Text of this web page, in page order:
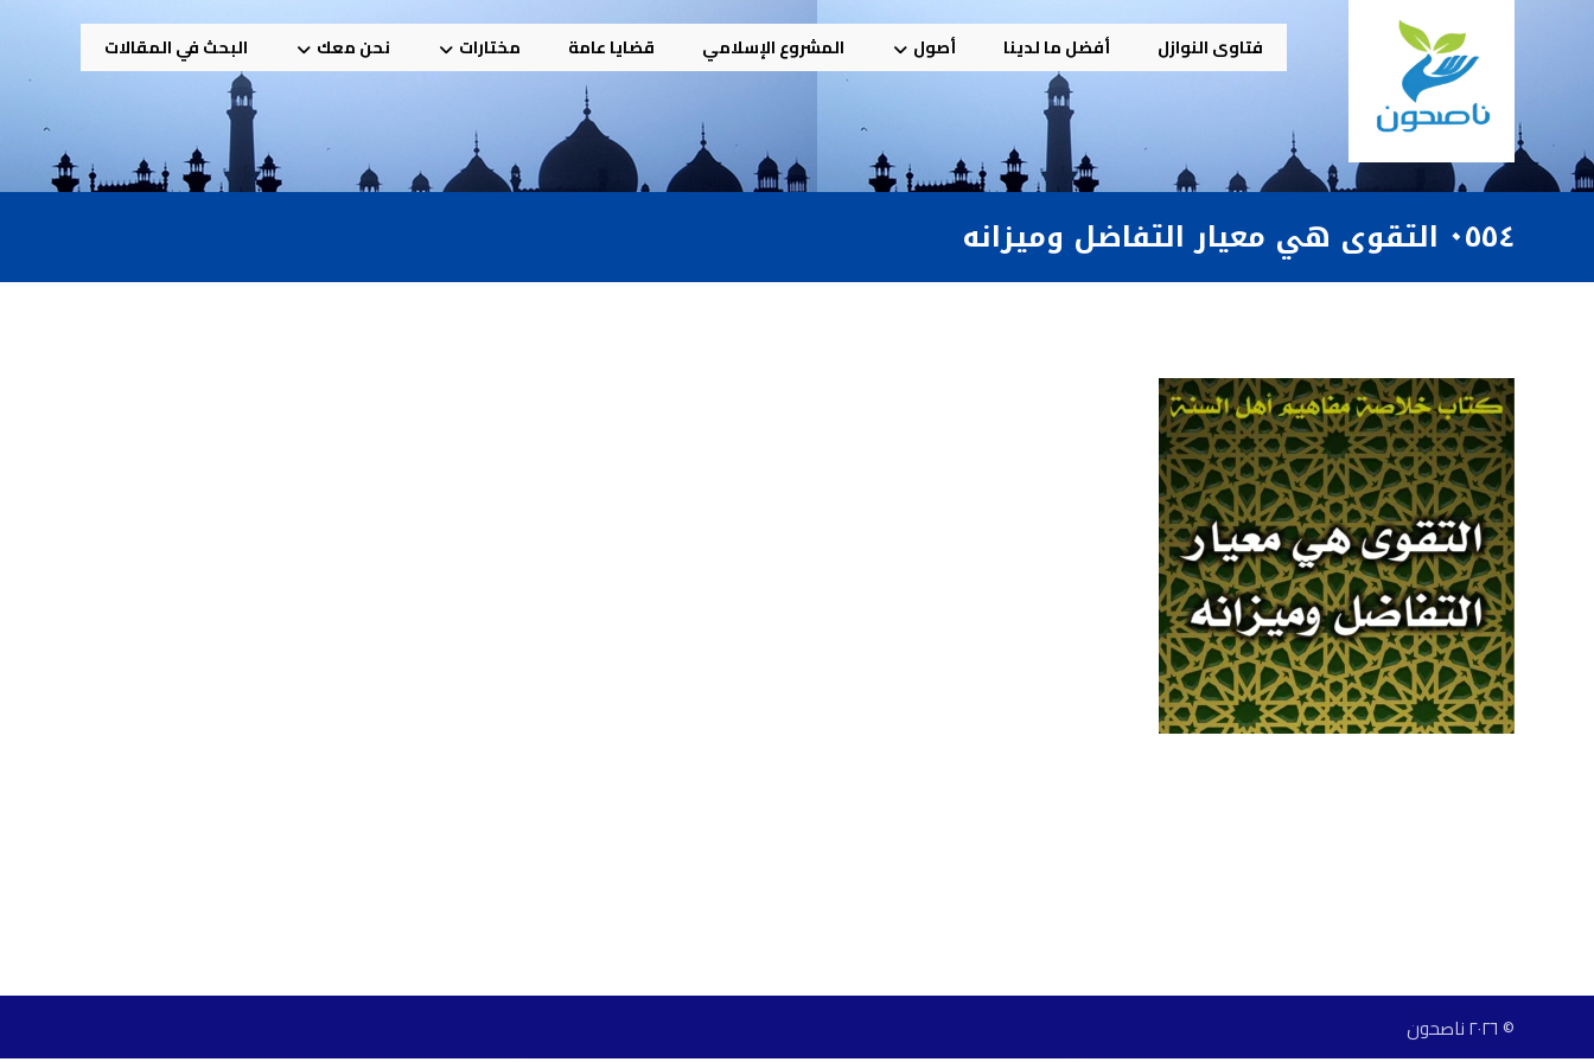
فتاوى النوازل أفضل ما لدينا أصول المشروع الإسلامي قضايا عامة مختارات نحن معك البحث في المقالات
٠٥٥٤ التقوى هي معيار التفاضل وميزانه
© ٢٠٢٦ ناصحون